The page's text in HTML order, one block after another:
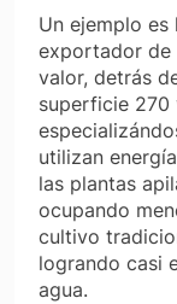
Un ejemplo es
exportador de
valor, detrás
superficie 270
utilizan
las plantas
ocupando
cultivo
logrando casi
agua.